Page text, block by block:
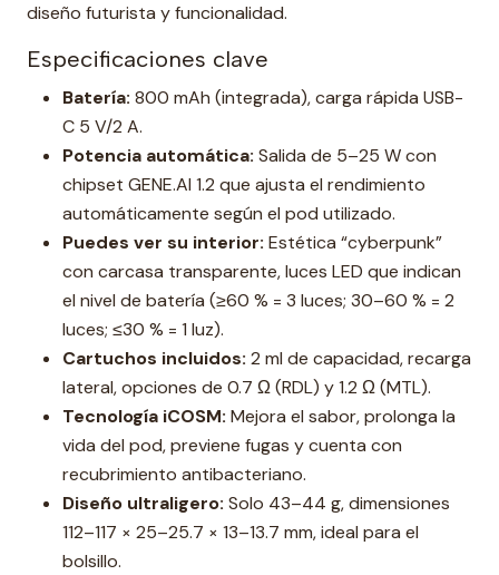
diseño futurista y funcionalidad.
Especificaciones clave
Batería: 800 mAh (integrada), carga rápida USB-
C 5 V/2 A.
Potencia automática: Salida de 5–25 W con
chipset GENE.AI 1.2 que ajusta el rendimiento
automáticamente según el pod utilizado.
Puedes ver su interior: Estética “cyberpunk”
con carcasa transparente, luces LED que indican
el nivel de batería (≥60 % = 3 luces; 30–60 % = 2
luces; ≤30 % = 1 luz).
Cartuchos incluidos: 2 ml de capacidad, recarga
lateral, opciones de 0.7 Ω (RDL) y 1.2 Ω (MTL).
Tecnología iCOSM: Mejora el sabor, prolonga la
vida del pod, previene fugas y cuenta con
recubrimiento antibacteriano.
Diseño ultraligero: Solo 43–44 g, dimensiones
112–117 × 25–25.7 × 13–13.7 mm, ideal para el
bolsillo.